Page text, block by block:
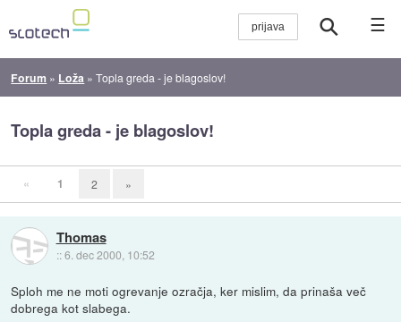
☰
Forum » Loža »Topla greda - je blagoslov!
Topla greda - je blagoslov!
« 1 2 »
Thomas
::6. dec 2000, 10:52
Sploh me ne moti ogrevanje ozračja, ker mislim, da prinaša več
dobrega kot slabega.